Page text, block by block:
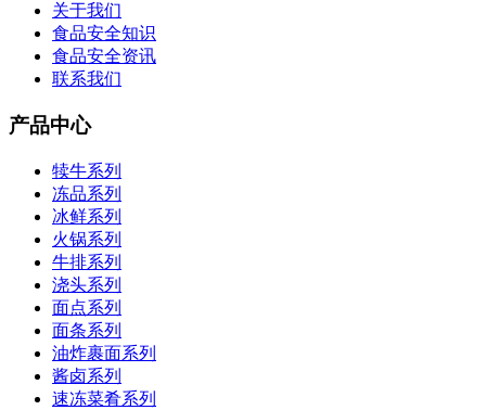
关于我们
食品安全知识
食品安全资讯
联系我们
产品中心
犊牛系列
冻品系列
冰鲜系列
火锅系列
牛排系列
浇头系列
面点系列
面条系列
油炸裹面系列
酱卤系列
速冻菜肴系列